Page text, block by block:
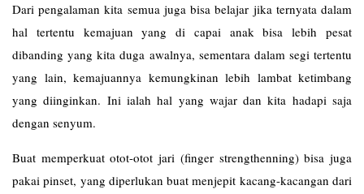
Dari pengalaman kita semua juga bisa belajar jika ternyata dalam
hal tertentu kemajuan yang di capai anak bisa lebih pesat
dibanding yang kita duga awalnya, sementara dalam segi tertentu
yang lain, kemajuannya kemungkinan lebih lambat ketimbang
yang diinginkan. Ini ialah hal yang wajar dan kita hadapi saja
dengan senyum.
Buat memperkuat otot-otot jari (finger strengthenning) bisa juga
pakai pinset, yang diperlukan buat menjepit kacang-kacangan dari